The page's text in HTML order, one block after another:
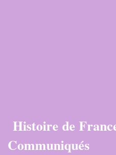
Histoire de
Communiqués